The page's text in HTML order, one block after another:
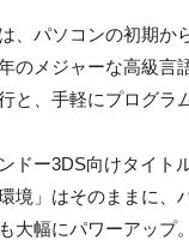
、パソコンの初期か
のメジャーな高級言
と、手軽にプログラ
ドー3DS向けタイト
境」はそのままに、
大幅にパワーアップ